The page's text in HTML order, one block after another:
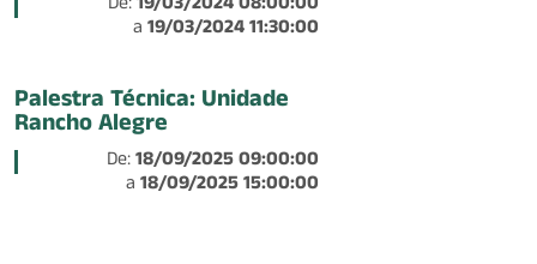
De:19/03/2024 08:00:00
a19/03/2024 11:30:00
Palestra Técnica: Unidade
Rancho Alegre
De:18/09/2025 09:00:00
a18/09/2025 15:00:00